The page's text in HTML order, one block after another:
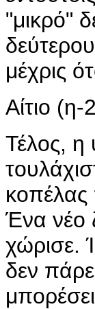
"μικρό"
μέχρις
Αίτιο (η-
Τέλος, η
κοπέλας
Ένα νέο
χώρισε.
δεν